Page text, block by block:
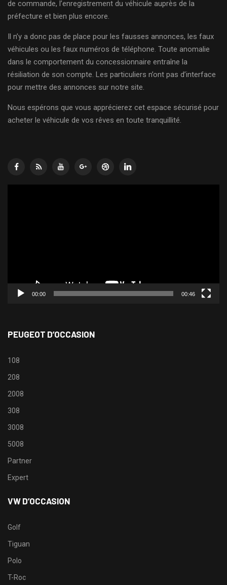
de commande, l’enregistrement du véhicule auprès de la
préfecture et bien plus encore.
Il n’y a donc pas de place pour les fausses annonces, les faux
véhicules ou les faux numéros de téléphone. Toute anomalie
dans le comportement du concessionnaire entraîne la
résiliation de son compte. Les particuliers n’ont pas d’interface
pour mettre des annonces sur notre site.
Nous espérons que vous apprécierez cet espace sécurisé pour
acheter le véhicule de vos rêves en toute tranquillité.
00:00 00:46
PEUGEOT D’OCCASION
108
208
2008
308
3008
5008
Partner
Expert
VW D’OCCASION
Golf
Tiguan
Polo
T-Roc